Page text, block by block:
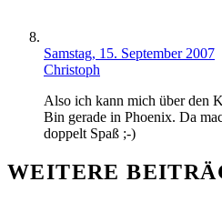
Samstag, 15. September 2007
Christoph
Also ich kann mich über den
Bin gerade in Phoenix. Da
doppelt Spaß ;-)
WEITERE